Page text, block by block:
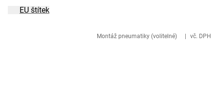
Montáž pneumatiky (volitelné) vč. DPH
EU štítek